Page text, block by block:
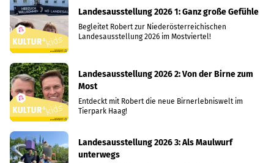
Landesausstellung 2026 1: Ganz große Gefühle
Begleitet Robert zur Niederösterreichischen
Landesausstellung 2026 im Mostviertel!
Landesausstellung 2026 2: Von der Birne zum
Most
Entdeckt mit Robert die neue Birnerlebniswelt im
Tierpark Haag!
Landesausstellung 2026 3: Als Maulwurf
unterwegs